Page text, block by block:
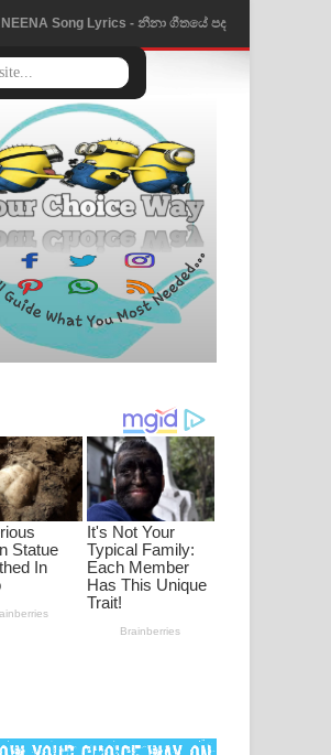
NEENA Song Lyrics - නීනා ගීතයේ පද
පෙළ
Ahimi Wimai Himi Song Lyrics - අහිමි
විමයි හිමි ගීතයේ පද පෙළ
Mathaka Parana Song Lyrics - මතක
පාරනා ගීතයේ පද පෙළ
Nimnadhen Song Lyrics - නිම්නාදෙන්
ගීතයේ පද පෙළ
ඔබමයි මගේ ආදරේ ගීතයේ පද පෙළ
Pansal Gihin Song Lyrics - පන්සල් ගිහිං
ගීතයේ පද පෙළ
Ankeliya Song Lyrics - අංකෙළිය ගීතයේ